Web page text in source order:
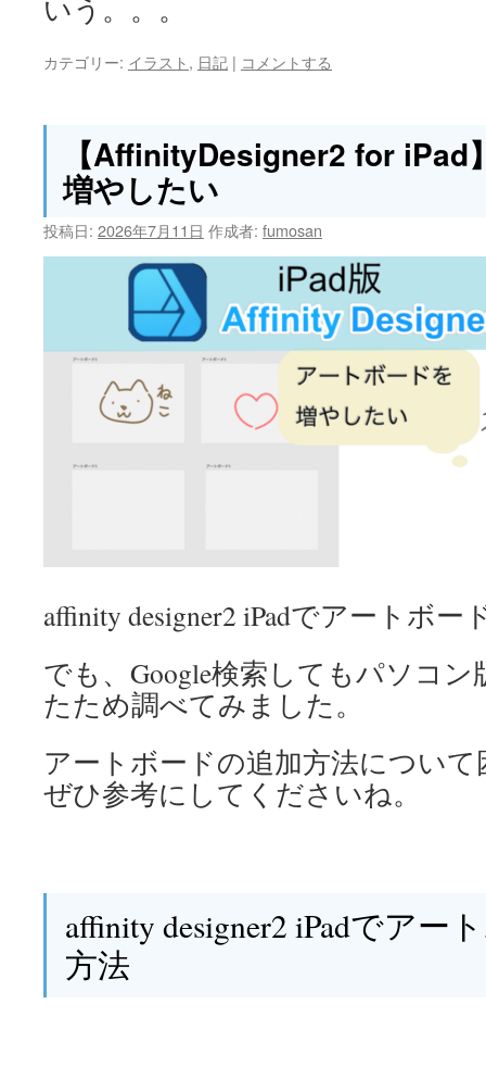
いう。。。
カテゴリー: イラスト, 日記 | コメントする
【AffinityDesigner2 for iPad
増やしたい
投稿日: 2026年7月11日 作成者: fumosan
affinity designer2 iPadでアートボ
でも、Google検索してもパソコ
たため調べてみました。
アートボードの追加方法につい
ぜひ参考にしてくださいね。
affinity designer2 iPadでアー
方法